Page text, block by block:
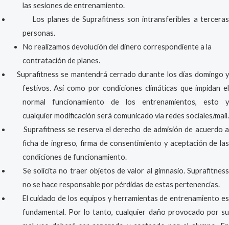
las sesiones de entrenamiento.
Los planes de Suprafitness son intransferibles a terceras
personas.
No realizamos devolución del dinero correspondiente a la
contratación de planes.
Suprafitness se mantendrá cerrado durante los días domingo y
festivos. Así como por condiciones climáticas que impidan el
normal funcionamiento de los entrenamientos, esto y
cualquier modificación será comunicado vía redes sociales/mail.
Suprafitness se reserva el derecho de admisión de acuerdo a
ficha de ingreso, firma de consentimiento y aceptación de las
condiciones de funcionamiento.
Se solicita no traer objetos de valor al gimnasio. Suprafitness
no se hace responsable por pérdidas de estas pertenencias.
El cuidado de los equipos y herramientas de entrenamiento es
fundamental. Por lo tanto, cualquier daño provocado por su